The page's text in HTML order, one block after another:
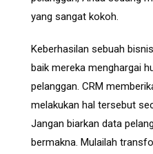
yang sangat kokoh.
Keberhasilan sebuah
baik mereka menghargai
pelanggan. CRM
melakukan hal tersebut
Jangan biarkan data
bermakna. Mulailah